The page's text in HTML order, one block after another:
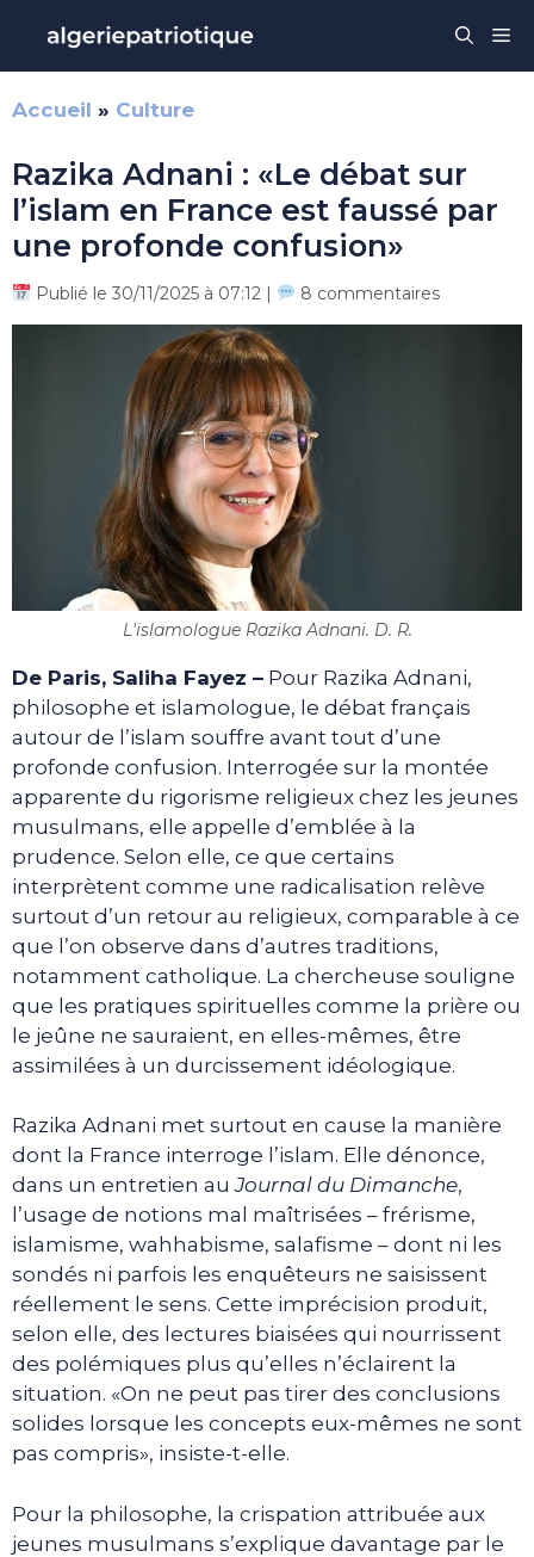
contenu
Accueil » Culture
Razika Adnani : «Le débat sur
l’islam en France est faussé par
une profonde confusion»
Publié le 30/11/2025 à 07:12 | 8 commentaires
L'islamologue Razika Adnani. D. R.
De Paris, Saliha Fayez – Pour Razika Adnani,
philosophe et islamologue, le débat français
autour de l’islam souffre avant tout d’une
profonde confusion. Interrogée sur la montée
apparente du rigorisme religieux chez les jeunes
musulmans, elle appelle d’emblée à la
prudence. Selon elle, ce que certains
interprètent comme une radicalisation relève
surtout d’un retour au religieux, comparable à ce
que l’on observe dans d’autres traditions,
notamment catholique. La chercheuse souligne
que les pratiques spirituelles comme la prière ou
le jeûne ne sauraient, en elles-mêmes, être
assimilées à un durcissement idéologique.
Razika Adnani met surtout en cause la manière
dont la France interroge l’islam. Elle dénonce,
dans un entretien auJournal du Dimanche,
l’usage de notions mal maîtrisées – frérisme,
islamisme, wahhabisme, salafisme – dont ni les
sondés ni parfois les enquêteurs ne saisissent
réellement le sens. Cette imprécision produit,
selon elle, des lectures biaisées qui nourrissent
des polémiques plus qu’elles n’éclairent la
situation. «On ne peut pas tirer des conclusions
solides lorsque les concepts eux-mêmes ne sont
pas compris», insiste-t-elle.
Pour la philosophe, la crispation attribuée aux
jeunes musulmans s’explique davantage par le